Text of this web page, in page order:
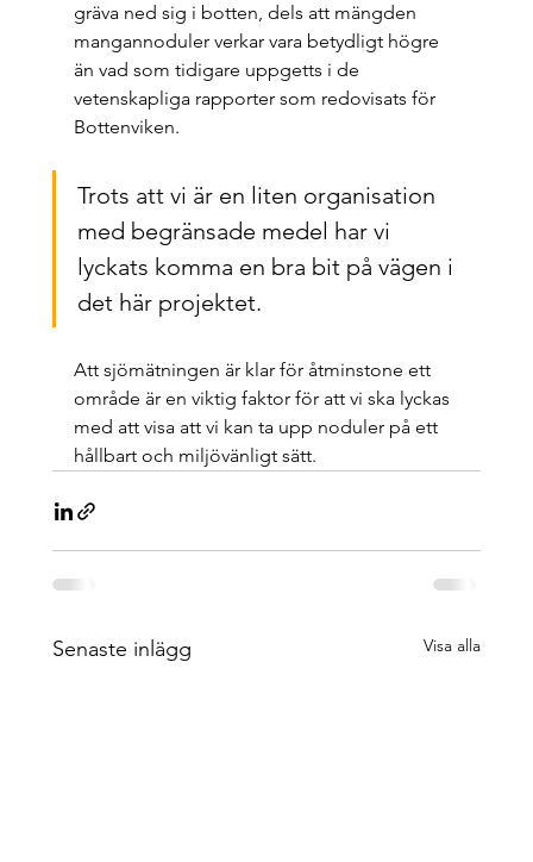
gräva ned sig i botten, dels att mängden
mangannoduler verkar vara betydligt högre
än vad som tidigare uppgetts i de
vetenskapliga rapporter som redovisats för
Bottenviken.
Trots att vi är en liten organisation
med begränsade medel har vi
lyckats komma en bra bit på vägen i
det här projektet.
Att sjömätningen är klar för åtminstone ett
område är en viktig faktor för att vi ska lyckas
med att visa att vi kan ta upp noduler på ett
hållbart och miljövänligt sätt.
Senaste inlägg Visa alla